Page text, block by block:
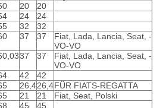
20
20
24
24
32
32
37 37
Fiat, Lada, Lancia, Seat, -
VO-VO
37 37
Fiat, Lada, Lancia, Seat, -
VO-VO
42
42
26,426,4FÜR FIATS-REGATTA
21 21
Fiat, Seat, Polski
45
45